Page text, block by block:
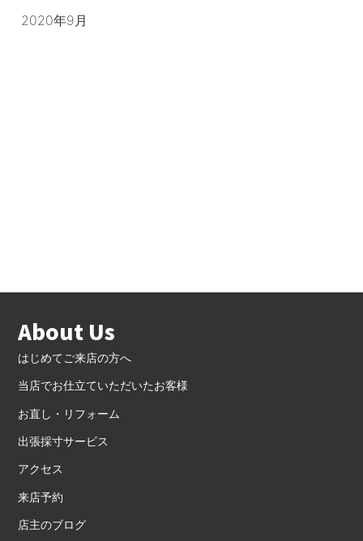
2020年9月
About Us
はじめてご来店の方へ
当店でお仕立ていただいたお客様
お直し・リフォーム
出張採寸サービス
アクセス
来店予約
店主のブログ